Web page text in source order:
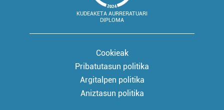
KUDEAKETA AURRERATUARI
DIPLOMA
Cookieak
Pribatutasun politika
Argitalpen politika
Aniztasun politika